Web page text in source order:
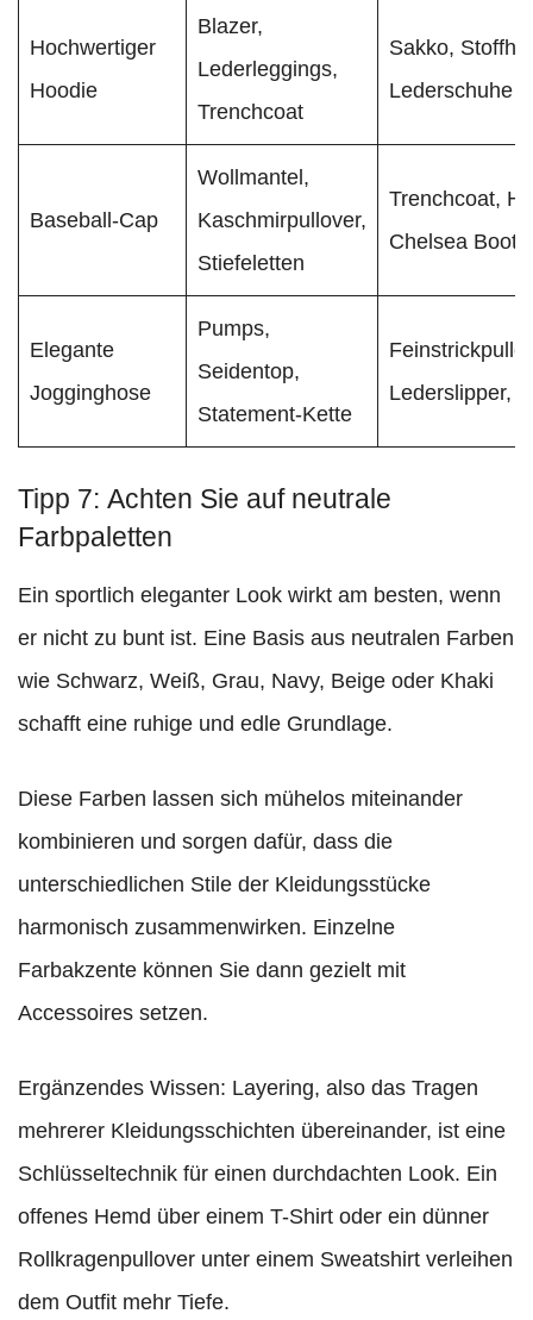
Hochwertiger
Hoodie
Blazer,
Lederleggings,
Trenchcoat
Sakko,
Lederschuhe
Baseball-Cap
Wollmantel,
Kaschmirpullover,
Stiefeletten
Trenchcoat,
Chelsea Boots
Elegante
Jogginghose
Pumps,
Seidentop,
Statement-Kette
Lederslipper,
Tipp 7: Achten Sie auf neutrale
Farbpaletten
Ein sportlich eleganter Look wirkt am besten, wenn
er nicht zu bunt ist. Eine Basis aus neutralen Farben
wie Schwarz, Weiß, Grau, Navy, Beige oder Khaki
schafft eine ruhige und edle Grundlage.
Diese Farben lassen sich mühelos miteinander
kombinieren und sorgen dafür, dass die
unterschiedlichen Stile der Kleidungsstücke
harmonisch zusammenwirken. Einzelne
Farbakzente können Sie dann gezielt mit
Accessoires setzen.
Ergänzendes Wissen: Layering, also das Tragen
mehrerer Kleidungsschichten übereinander, ist eine
Schlüsseltechnik für einen durchdachten Look. Ein
offenes Hemd über einem T-Shirt oder ein dünner
Rollkragenpullover unter einem Sweatshirt verleihen
dem Outfit mehr Tiefe.